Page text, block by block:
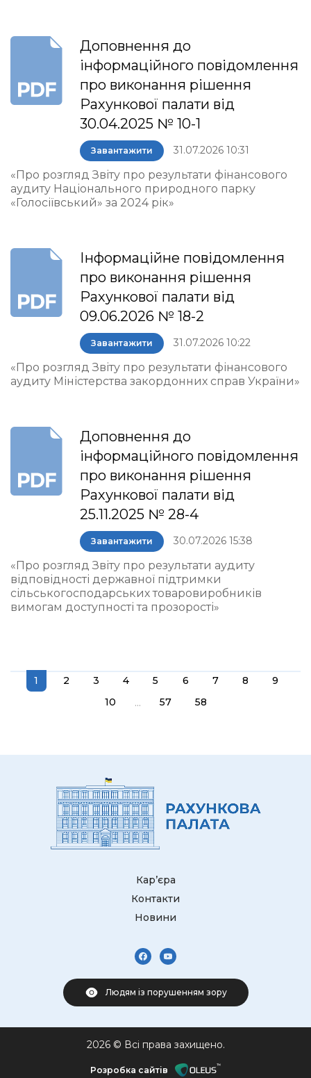
Доповнення до
інформаційного повідомлення
про виконання рішення
Рахункової палати від
30.04.2025 № 10-1
Завантажити 31.07.2026 10:31
«Про розгляд Звіту про результати фінансового
аудиту Національного природного парку
«Голосіївський» за 2024 рік»
Інформаційне повідомлення
про виконання рішення
Рахункової палати від
09.06.2026 № 18-2
Завантажити 31.07.2026 10:22
«Про розгляд Звіту про результати фінансового
аудиту Міністерства закордонних справ України»
Доповнення до
інформаційного повідомлення
про виконання рішення
Рахункової палати від
25.11.2025 № 28-4
Завантажити 30.07.2026 15:38
«Про розгляд Звіту про результати аудиту
відповідності державної підтримки
сільськогосподарських товаровиробників
вимогам доступності та прозорості»
1 2 3 4 5 6 7 8
9
10
... 57 58
Кар’єра
Контакти
Новини
Людям із порушенням зору
2026 © Всі права захищено.
Розробка сайтів